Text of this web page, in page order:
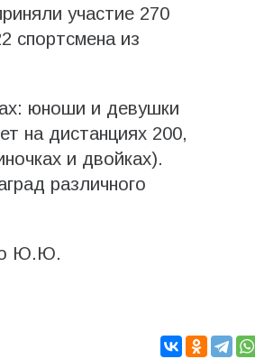
участие 270
спортсмена из
юноши и девушки
на дистанциях 200,
и двойках).
различного
Ю.Ю.